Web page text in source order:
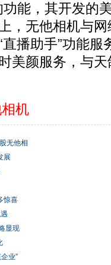
能，其开发的
，无他相机与
播助手”功能服
美颜服务，与
机
无他相
展
惊喜
显现
业”